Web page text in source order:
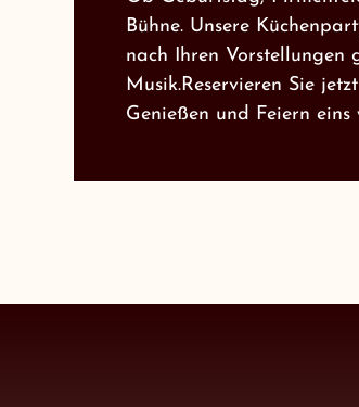
Bühne. Unsere
nach Ihren Vorstellungen
Musik.Reservieren Sie
Genießen und Feiern eins